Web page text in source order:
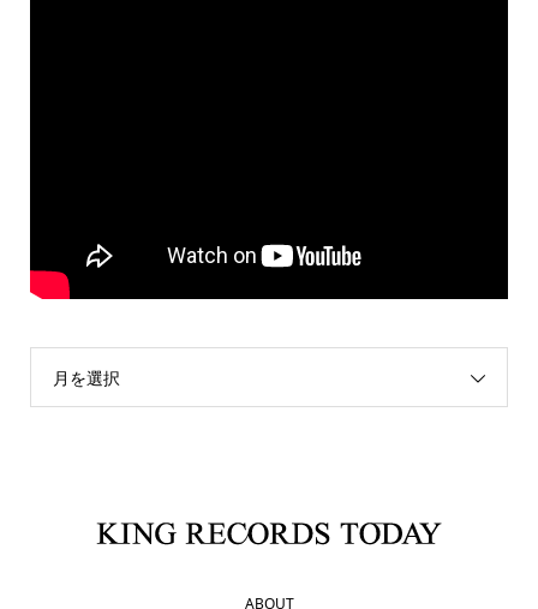
月を選択
ABOUT